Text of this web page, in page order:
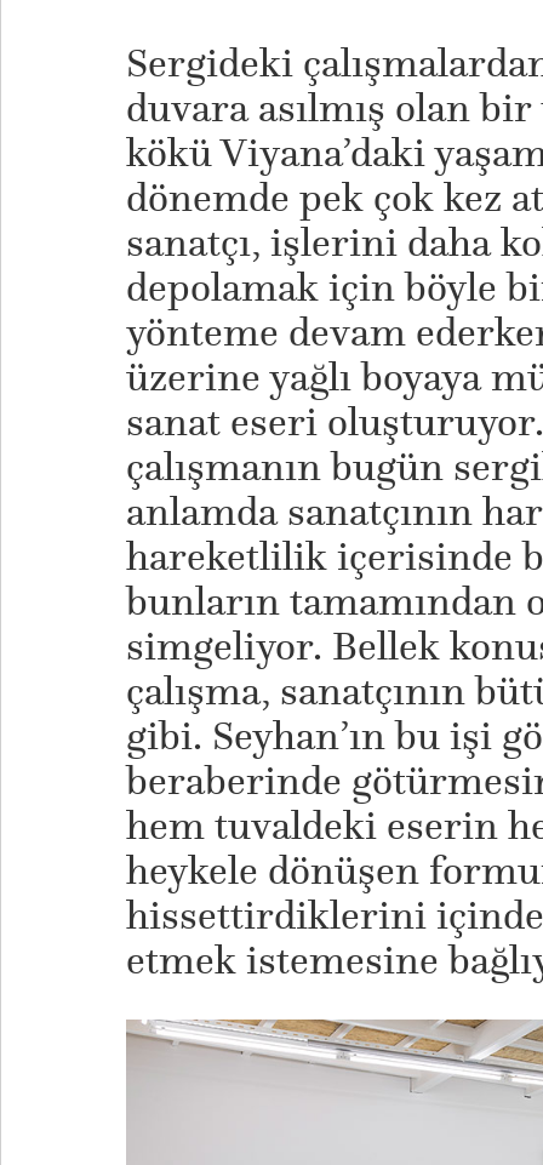
Sergideki
duvara asılmış olan
kökü Viyana’daki
dönemde pek çok kez
sanatçı, işlerini daha
depolamak için böyle
yönteme devam
üzerine yağlı boyaya
sanat eseri oluşturuyor.
çalışmanın bugün
anlamda sanatçının
hareketlilik içerisinde
bunların tamamından
simgeliyor. Bellek
çalışma, sanatçının
gibi. Seyhan’ın bu işi
beraberinde
hem tuvaldeki eserin
heykele dönüşen
hissettirdiklerini içinde
etmek istemesine